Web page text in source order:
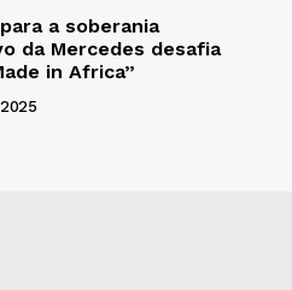
a soberania
da Mercedes desafia
in Africa”